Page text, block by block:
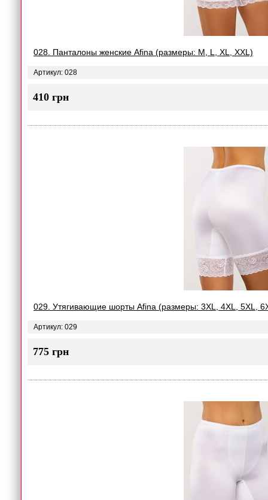
028. Панталоны женские Afina (размеры: M, L, XL, XXL)
Артикул: 028
410 грн
029. Утягивающие шорты Afina (размеры: 3XL, 4XL, 5XL,
Артикул: 029
775 грн